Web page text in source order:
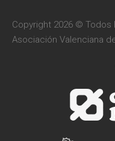
Copyright 2026 ©
Asociación Valenciana